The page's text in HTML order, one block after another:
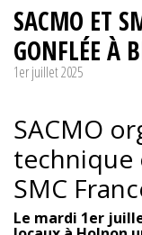
SACMO ET
GONFLÉE À
1er juillet 2025
SACMO
technique
SMC
Le mardi 1er